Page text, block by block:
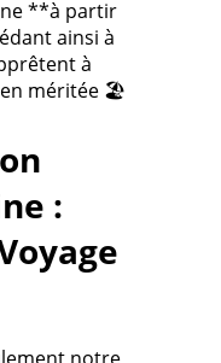
**à partir
ainsi à
à
méritée 🏖️
:
notre